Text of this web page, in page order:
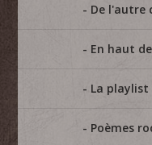
De l'autre
En haut
La playlist
Poèmes